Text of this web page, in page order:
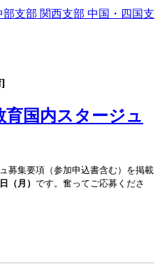
部支部 関西支部 中国・四国支
育国内スタージュ
募集要項（参加申込書含む）を掲載
（月） です。奮ってご応募くださ